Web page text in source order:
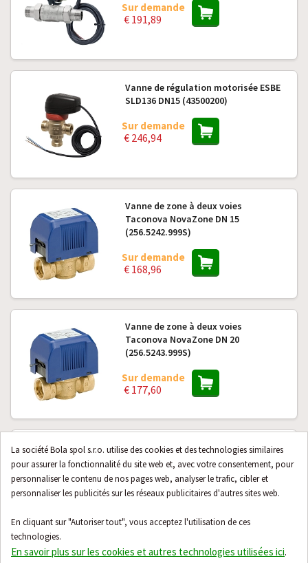
La société Bola spol s.r.o. utilise des cookies et des technologies similaires
pour assurer la fonctionnalité du site web et, avec votre consentement, pour
personnaliser le contenu de nos pages web, analyser le trafic, cibler et
personnaliser les publicités sur les réseaux publicitaires d'autres sites web.
En cliquant sur "Autoriser tout", vous acceptez l'utilisation de ces
technologies.
En savoir plus sur les cookies et autres technologies utilisées ici.
Sur demande
€ 191,89
Vanne de régulation motorisée ESBE
SLD136 DN15 (43500200)
Sur demande
€ 246,94
Vanne de zone à deux voies
Taconova NovaZone DN 15
(256.5242.999S)
Sur demande
€ 168,96
Vanne de zone à deux voies
Taconova NovaZone DN 20
(256.5243.999S)
Sur demande
€ 177,60
Vanne de zone à trois voies
Taconova NovaZone DN 15
(256.5342.999S)
Sur demande